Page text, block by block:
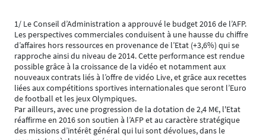
1/ Le Conseil d’Administration a approuvé le budget 2016 de l’AFP.
Les perspectives commerciales conduisent à une hausse du chiffre
d’affaires hors ressources en provenance de l’Etat (+3,6%) qui se
rapproche ainsi du niveau de 2014. Cette performance est rendue
possible grâce à la croissance de la vidéo et notamment aux
nouveaux contrats liés à l’offre de vidéo Live, et grâce aux recettes
liées aux compétitions sportives internationales que seront l’Euro
de football et les jeux Olympiques.
Par ailleurs, avec une progression de la dotation de 2,4 M€, l'Etat
réaffirme en 2016 son soutien à l’AFP et au caractère stratégique
des missions d’intérêt général qui lui sont dévolues, dans le